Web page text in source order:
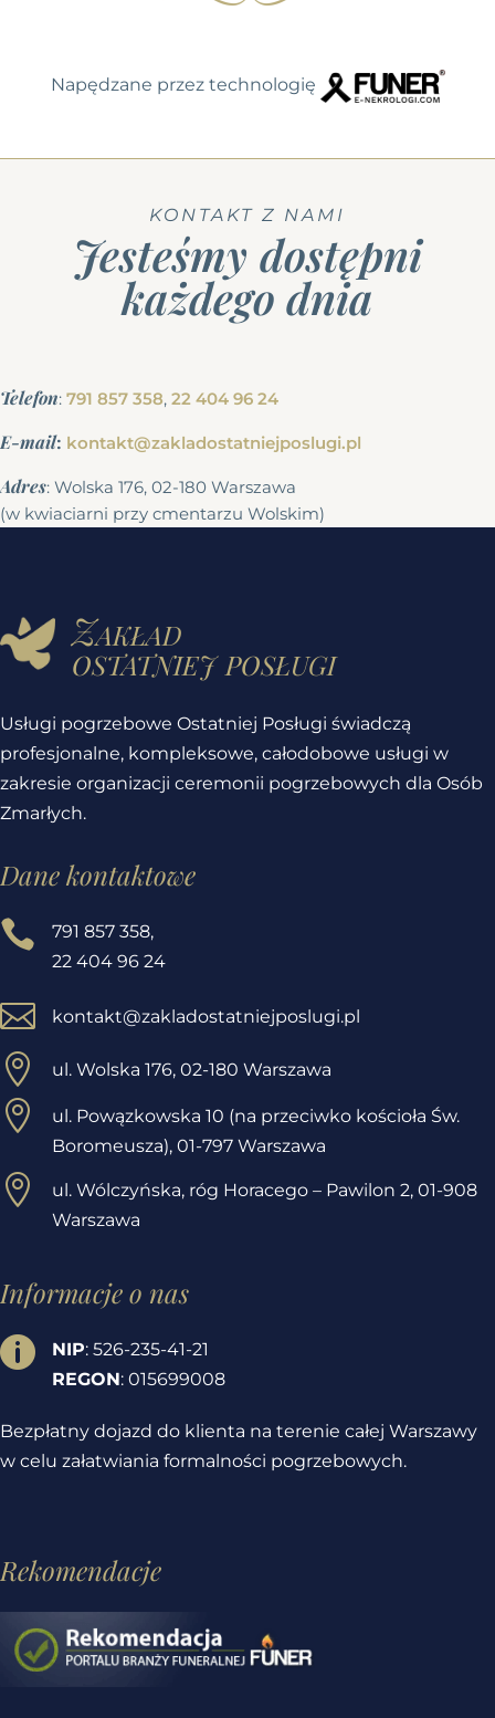
Napędzane przez technologię
KONTAKT Z NAMI
Jesteśmy dostępni
każdego dnia
Telefon: 791 857 358, 22 404 96 24
E-mail: kontakt@zakladostatniejposlugi.pl
Adres: Wolska 176, 02-180 Warszawa
(w kwiaciarni przy cmentarzu Wolskim)
Zakład
ostatniej posługi
Usługi pogrzebowe Ostatniej Posługi świadczą
profesjonalne, kompleksowe, całodobowe usługi w
zakresie organizacji ceremonii pogrzebowych dla Osób
Zmarłych.
Dane kontaktowe

791 857 358,
22 404 96 24
 kontakt@zakladostatniejposlugi.pl
 ul. Wolska 176, 02-180 Warszawa

ul. Powązkowska 10 (na przeciwko kościoła Św.
Boromeusza), 01-797 Warszawa
 ul. Wólczyńska, róg Horacego – Pawilon 2, 01-908
Warszawa
Informacje o nas

NIP: 526-235-41-21
REGON: 015699008
Bezpłatny dojazd do klienta na terenie całej Warszawy
w celu załatwiania formalności pogrzebowych.
Rekomendacje